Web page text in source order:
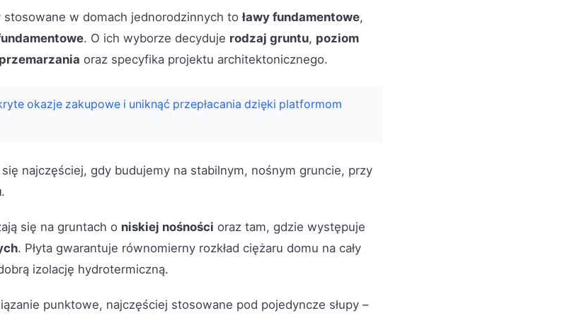
stosowane w domach jednorodzinnych toławy fundamentowe,
. O ich wyborze decyduje rodzaj gruntu, poziom
oraz specyfika projektu architektonicznego.
okazje zakupowe i uniknąć przepłacania dzięki platformom
najczęściej, gdy budujemy na stabilnym, nośnym gruncie, przy
.
się na gruntach o niskiej nośności oraz tam, gdzie występuje
. Płyta gwarantuje równomierny rozkład ciężaru domu na cały
izolację hydrotermiczną.
punktowe, najczęściej stosowane pod pojedyncze słupy –